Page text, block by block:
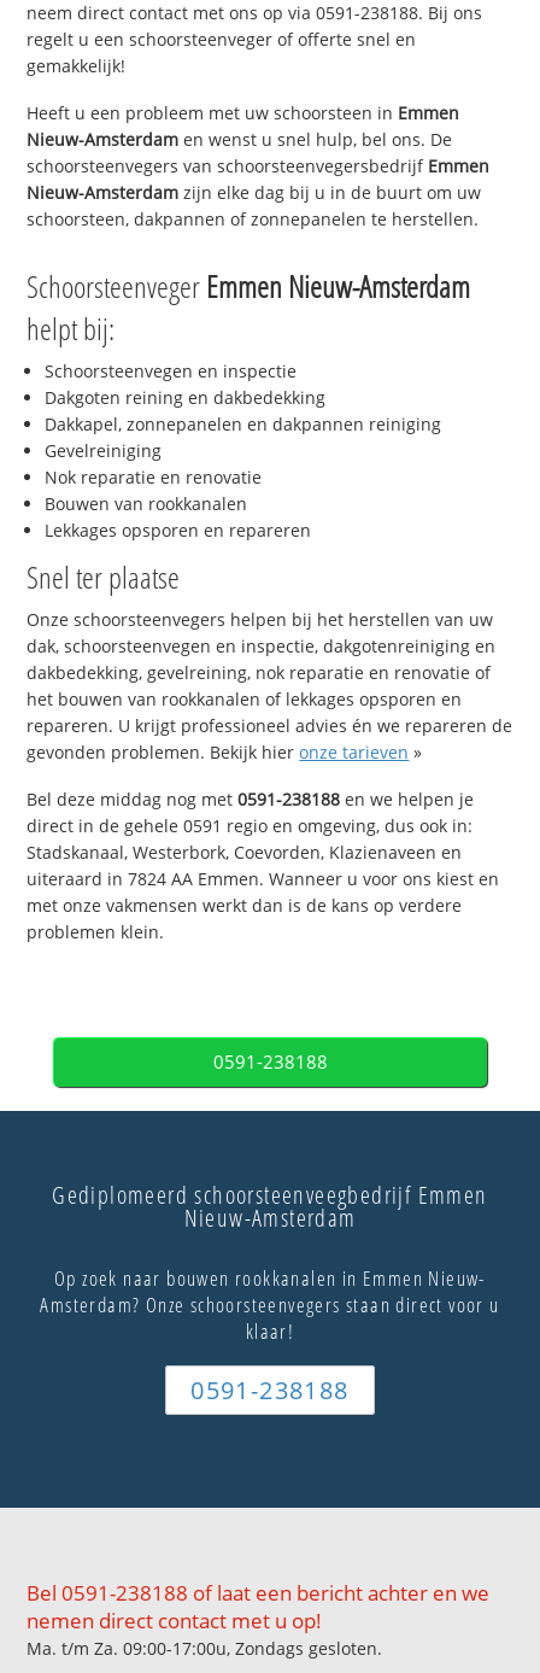
neem direct contact met ons op via 0591-238188. Bij ons
regelt u een schoorsteenveger of offerte snel en
gemakkelijk!
Heeft u een probleem met uw schoorsteen in Emmen
Nieuw-Amsterdam en wenst u snel hulp, bel ons. De
schoorsteenvegers van schoorsteenvegersbedrijf Emmen
Nieuw-Amsterdam zijn elke dag bij u in de buurt om uw
schoorsteen, dakpannen of zonnepanelen te herstellen.
Schoorsteenveger Emmen Nieuw-Amsterdam
helpt bij:
Schoorsteenvegen en inspectie
Dakgoten reining en dakbedekking
Dakkapel, zonnepanelen en dakpannen reiniging
Gevelreiniging
Nok reparatie en renovatie
Bouwen van rookkanalen
Lekkages opsporen en repareren
Snel ter plaatse
Onze schoorsteenvegers helpen bij het herstellen van uw
dak, schoorsteenvegen en inspectie, dakgotenreiniging en
dakbedekking, gevelreining, nok reparatie en renovatie of
het bouwen van rookkanalen of lekkages opsporen en
repareren. U krijgt professioneel advies én we repareren de
gevonden problemen. Bekijk hieronze tarieven »
Bel deze middag nog met0591-238188 en we helpen je
direct in de gehele 0591 regio en omgeving, dus ook in:
Stadskanaal, Westerbork, Coevorden, Klazienaveen en
uiteraard in 7824 AA Emmen. Wanneer u voor ons kiest en
met onze vakmensen werkt dan is de kans op verdere
problemen klein.
0591-238188
Gediplomeerd schoorsteenveegbedrijf Emmen
Nieuw-Amsterdam
Op zoek naar bouwen rookkanalen in Emmen Nieuw-
Amsterdam? Onze schoorsteenvegers staan direct voor u
klaar!
0591-238188
Bel 0591-238188 of laat een bericht achter en we
nemen direct contact met u op!
Ma. t/m Za. 09:00-17:00u, Zondags gesloten.